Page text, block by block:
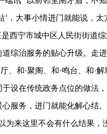
’，大事小情进门就能说，
西宁市城中区人民街街道综
治服务的贴心升级。走进
、和·聚阁、和·鸣台、和·
设在传统政务点位的做法
服务，进门就能化解心结。
来这里不会有什么结果，